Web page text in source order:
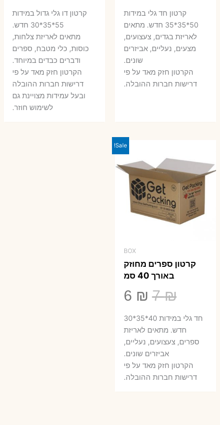
המקורי
היה:
8 ₪.
הנוכחיקרטון חד גלי במידות
50*35*35 חדש. מתאים
לאריזת בגדים, צעצועים,
מצעים, נעליים, אביזרים
שונים.
הקרטון חזק מאד על פי
דרישות חברות ההובלה.
היה:
10 ₪.
7 ₪.
קרטון דו גלי גדול במידות
55*35*30 חדש.
מתאים לאריזת צלחות,
כוסות, כלי מטבח, ספרים
ודברים כבדים במיוחד.
הקרטון חזק מאד על פי
דרישות חברות ההובלה
ובעל עמידות מצויינת גם
לשימוש חוזר.
Sale!
BOX
קרטון ספרים מחוזק
באורך 40 סמ
7₪
המחיר
המקורי
היה:
7 ₪.
6 ₪
הוא:
חד גלי במידות 40*35*30
חדש. מתאים לאריזת
ספרים, צעצועים, נעליים,
אביזרים שונים.
הקרטון חזק מאד על פי
דרישות חברות ההובלה.